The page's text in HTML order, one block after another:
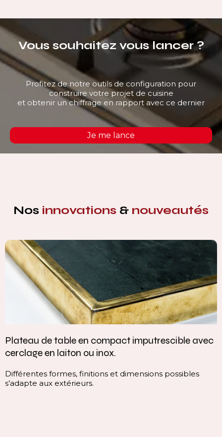
Vous souhaitez vous lancer ?
Profitez de notre outils de configuration pour
construire votre projet de cuisine
et obtenir un chiffrage en rapport avec ce dernier
Je me lance
Nos innovations & nouveautés
Plateau de table en compact imputrescible avec
cerclage en laiton ou inox.
Différentes formes, finitions et dimensions possibles
s’adapte aux extérieurs.